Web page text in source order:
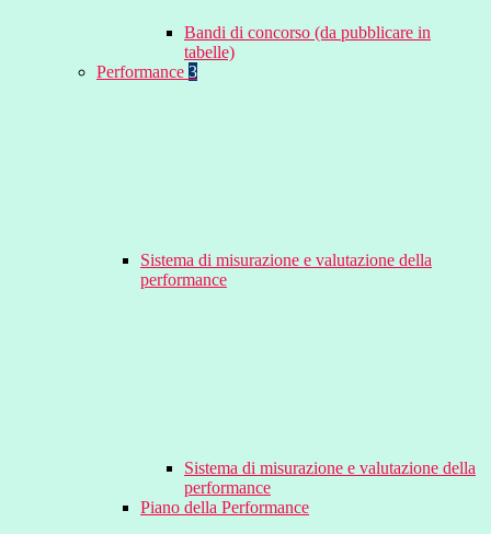
Bandi di concorso (da pubblicare in
tabelle)
Performance 3
Sistema di misurazione e valutazione della
performance
Sistema di misurazione e valutazione della
performance
Piano della Performance